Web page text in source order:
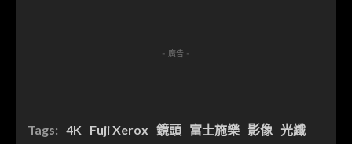
- 廣告 -
Tags: 4K Fuji Xerox 鏡頭 富士施樂 影像 光纖